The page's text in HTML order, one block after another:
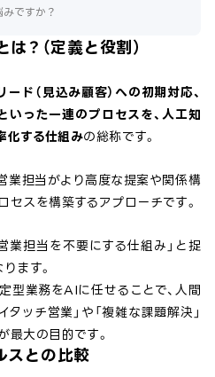
ですか？
？（定義と役割）
ード（見込み顧客）への初期対応、
いった一連のプロセスを、人工知
化する仕組みの総称です。
業担当がより高度な提案や関係構
セスを構築するアプローチです。
業担当を不要にする仕組み」と捉
ます。
型業務をAIに任せることで、人間
ッチ営業」や「複雑な課題解決」
最大の目的です。
スとの比較